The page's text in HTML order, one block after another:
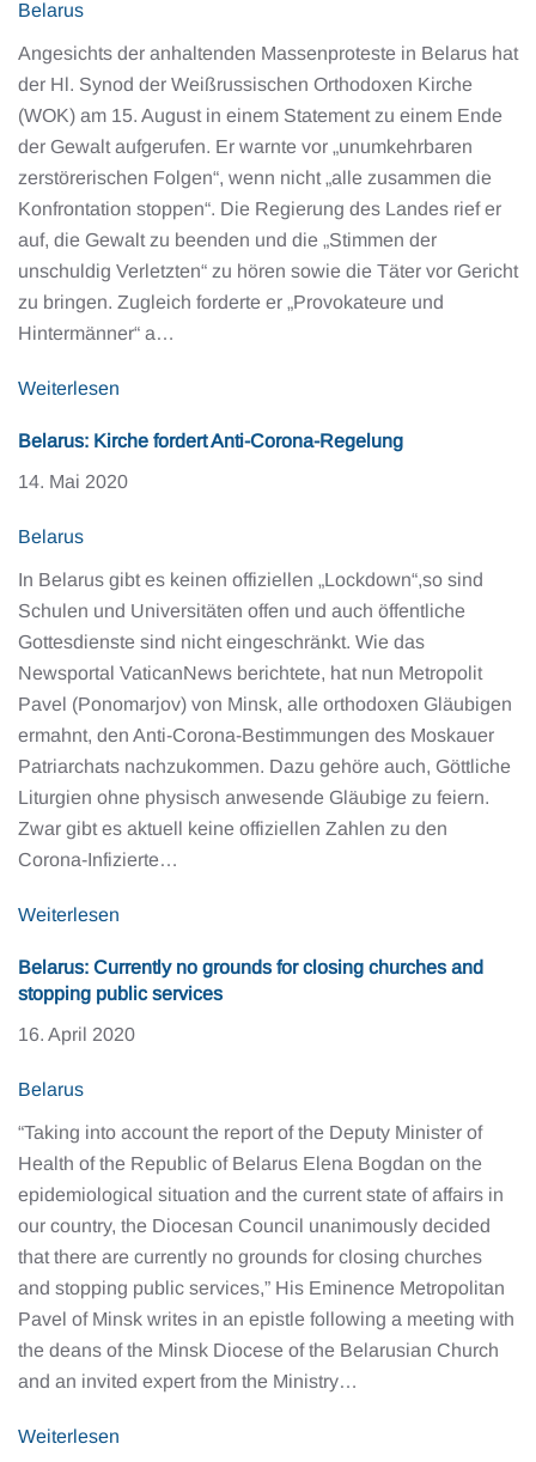
Belarus
Angesichts der anhaltenden Massenproteste in Belarus hat
der Hl. Synod der Weißrussischen Orthodoxen Kirche
(WOK) am 15. August in einem Statement zu einem Ende
der Gewalt aufgerufen. Er warnte vor „unumkehrbaren
zerstörerischen Folgen“, wenn nicht „alle zusammen die
Konfrontation stoppen“. Die Regierung des Landes rief er
auf, die Gewalt zu beenden und die „Stimmen der
unschuldig Verletzten“ zu hören sowie die Täter vor Gericht
zu bringen. Zugleich forderte er „Provokateure und
Hintermänner“ a…
Weiterlesen
Belarus: Kirche fordert Anti-Corona-Regelung
14. Mai 2020
Belarus
In Belarus gibt es keinen offiziellen „Lockdown“,so sind
Schulen und Universitäten offen und auch öffentliche
Gottesdienste sind nicht eingeschränkt. Wie das
Newsportal VaticanNews berichtete, hat nun Metropolit
Pavel (Ponomarjov) von Minsk, alle orthodoxen Gläubigen
ermahnt, den Anti-Corona-Bestimmungen des Moskauer
Patriarchats nachzukommen. Dazu gehöre auch, Göttliche
Liturgien ohne physisch anwesende Gläubige zu feiern.
Zwar gibt es aktuell keine offiziellen Zahlen zu den
Corona-Infizierte…
Weiterlesen
Belarus: Currently no grounds for closing churches and
stopping public services
16. April 2020
Belarus
“Taking into account the report of the Deputy Minister of
Health of the Republic of Belarus Elena Bogdan on the
epidemiological situation and the current state of affairs in
our country, the Diocesan Council unanimously decided
that there are currently no grounds for closing churches
and stopping public services,” His Eminence Metropolitan
Pavel of Minsk writes in an epistle following a meeting with
the deans of the Minsk Diocese of the Belarusian Church
and an invited expert from the Ministry…
Weiterlesen